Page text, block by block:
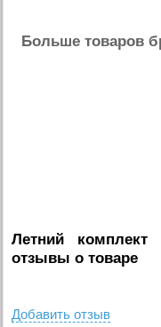
Больше товаров
Летний
отзывы о товаре
Добавить отзыв